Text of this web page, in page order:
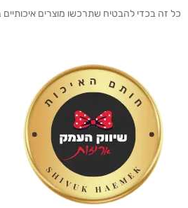
כל זה בכדי להבטיח שתרכשו מוצרים